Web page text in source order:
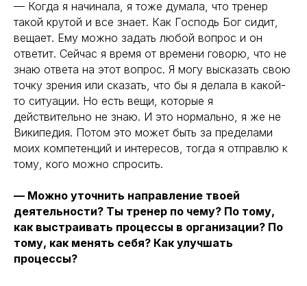
— Когда я начинала, я тоже думала, что тренер
такой крутой и все знает. Как Господь Бог сидит,
вещает. Ему можно задать любой вопрос и он
ответит. Сейчас я время от времени говорю, что не
знаю ответа на этот вопрос. Я могу высказать свою
точку зрения или сказать, что бы я делала в какой-
то ситуации. Но есть вещи, которые я
действительно не знаю. И это нормально, я же не
Википедия. Потом это может быть за пределами
моих компетенций и интересов, тогда я отправлю к
тому, кого можно спросить.
— Можно уточнить направление твоей
деятельности? Ты тренер по чему? По тому,
как выстраивать процессы в организации? По
тому, как менять себя? Как улучшать
процессы?